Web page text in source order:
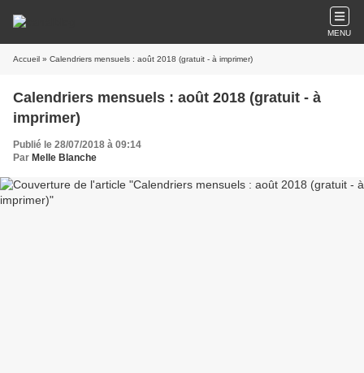
MENU
Accueil » Calendriers mensuels : août 2018 (gratuit - à imprimer)
Calendriers mensuels : août 2018 (gratuit - à
imprimer)
Publié le 28/07/2018 à 09:14
Par Melle Blanche